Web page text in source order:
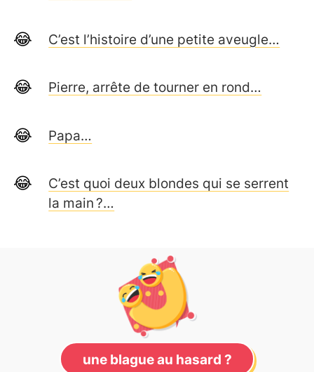
C’est l’histoire d’une petite aveugle…
Pierre, arrête de tourner en rond…
Papa…
C’est quoi deux blondes qui se serrent
la main ?…
une blague au hasard ?